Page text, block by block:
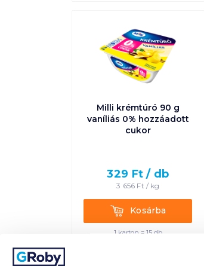
Milli krémtúró 90 g
vaníliás 0% hozzáadott
cukor
329 Ft / db
3 656 Ft / kg
KosárbaKosárba
1 karton = 15 db